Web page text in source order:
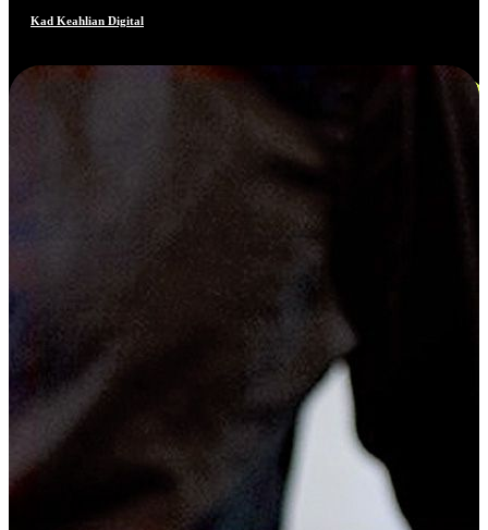
Kad Keahlian Digital